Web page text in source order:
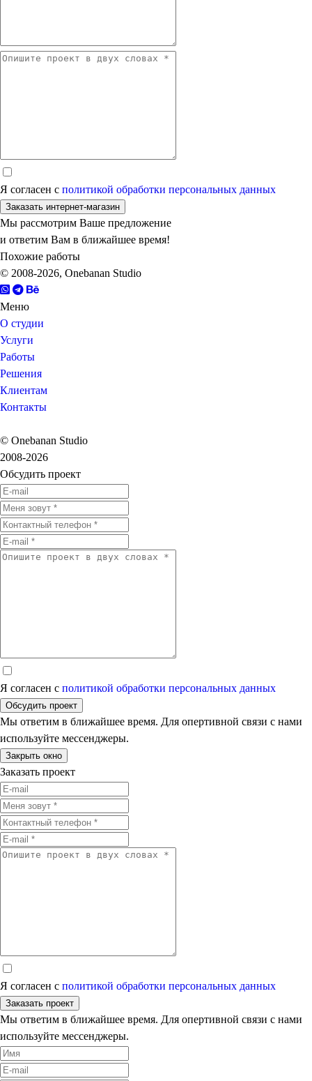
Я согласен с политикой обработки персональных данных
Заказать интернет-магазин
Мы рассмотрим Ваше предложение
и ответим Вам в ближайшее время!
Похожие работы
© 2008-2026, Onebanan Studio
Меню
О студии
Услуги
Работы
Решения
Клиентам
Контакты
© Onebanan Studio
2008-2026
Обсудить проект
Я согласен с политикой обработки персональных данных
Обсудить проект
Мы ответим в ближайшее время. Для опертивной связи с нами
используйте мессенджеры.
Закрыть окно
Заказать проект
Я согласен с политикой обработки персональных данных
Заказать проект
Мы ответим в ближайшее время. Для опертивной связи с нами
используйте мессенджеры.